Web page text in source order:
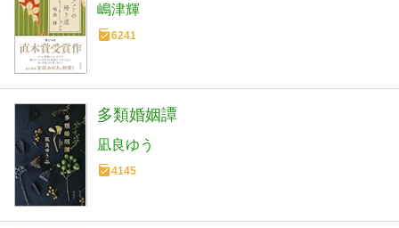
嶋津輝
6241
多類婚姻譚
凪良ゆう
4145